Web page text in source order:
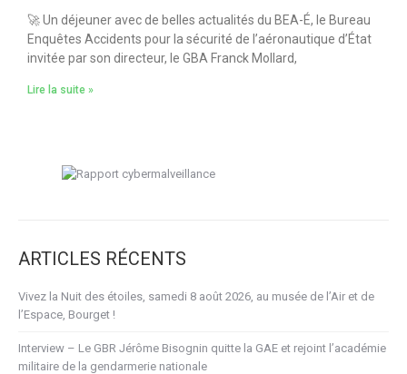
🚀 Un déjeuner avec de belles actualités du BEA-É, le Bureau
Enquêtes Accidents pour la sécurité de l’aéronautique d’État
invitée par son directeur, le GBA Franck Mollard,
Lire la suite »
ARTICLES RÉCENTS
Vivez la Nuit des étoiles, samedi 8 août 2026, au musée de l’Air et de
l’Espace, Bourget !
Interview – Le GBR Jérôme Bisognin quitte la GAE et rejoint l’académie
militaire de la gendarmerie nationale